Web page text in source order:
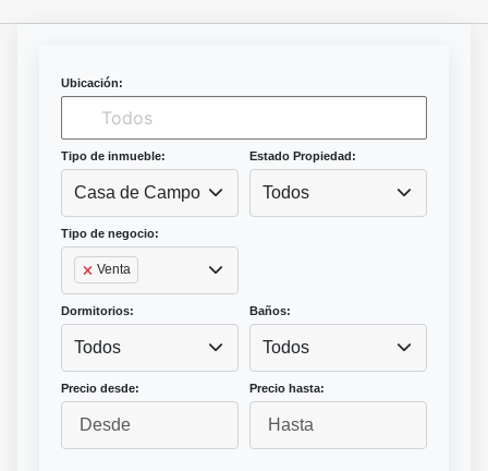
Ubicación:
Tipo de inmueble:
Casa de Campo
Estado Propiedad:
Todos
Tipo de negocio:
Venta
Dormitorios:
Todos
Baños:
Todos
Precio desde: Precio hasta: